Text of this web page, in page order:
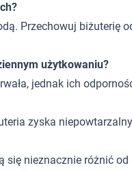
Przechowuj biżuterię
użytkowaniu?
jednak ich
zyska
nieznacznie różnić